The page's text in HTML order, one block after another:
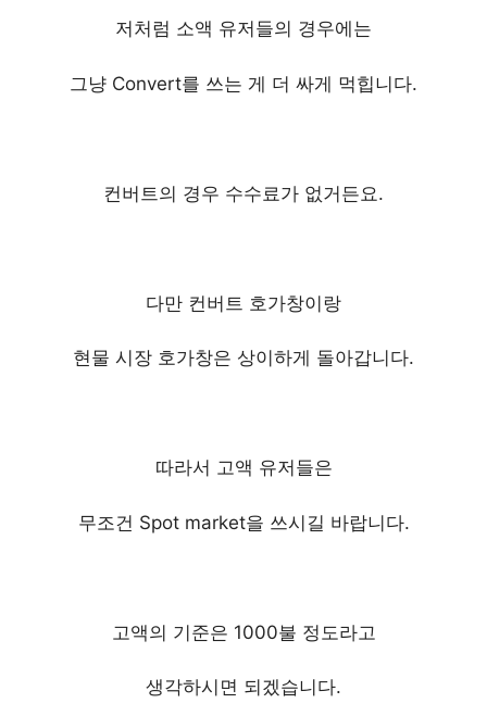
저처럼 소액 유저들의 경우에는
그냥 Convert를 쓰는 게 더 싸게 먹힙니다.
컨버트의 경우 수수료가 없거든요.
다만 컨버트 호가창이랑
현물 시장 호가창은 상이하게 돌아갑니다.
따라서 고액 유저들은
무조건 Spot market을 쓰시길 바랍니다.
고액의 기준은 1000불 정도라고
생각하시면 되겠습니다.